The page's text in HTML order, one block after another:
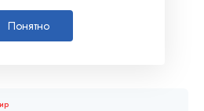
Понятно